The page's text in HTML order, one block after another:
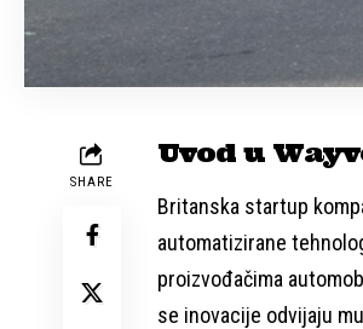
SHARE
Uvod u
Britanska startup
automatizirane
proizvođačima
se inovacije odvijaju